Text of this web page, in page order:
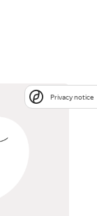
Privacy notice